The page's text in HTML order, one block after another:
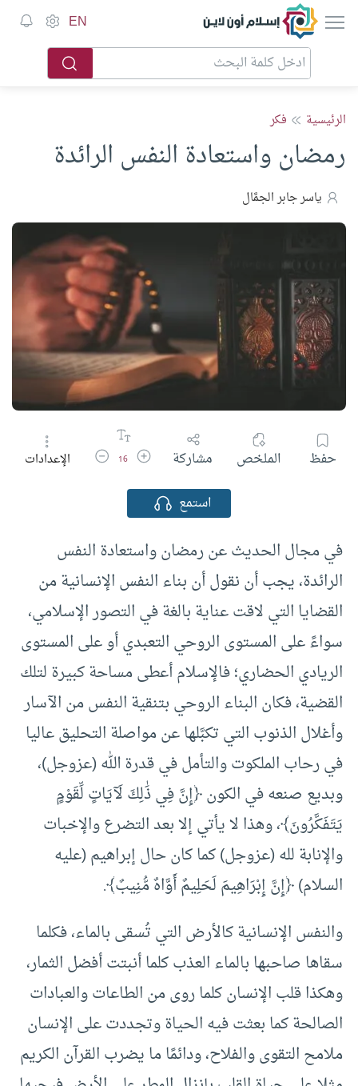
إسلام أون لاين EN
الرئيسية فكر
رمضان واستعادة النفس الرائدة
ياسر جابر الجمَّال
حفظ الملخص مشاركة زيادة حجم الخط
16 تقليل حجم الخط
الإعدادات
استمع
في مجال الحديث عن رمضان واستعادة النفس
الرائدة، يجب أن نقول أن بناء النفس الإنسانية من
القضايا التي لاقت عناية بالغة في التصور الإسلامي،
سواءً على المستوى الروحي التعبدي أو على المستوى
الريادي الحضاري؛ فالإسلام أعطى مساحة كبيرة لتلك
القضية، فكان البناء الروحي بتنقية النفس من الآسار
وأغلال الذنوب التي تكبَّلها عن مواصلة التحليق عاليا
في رحاب الملكوت والتأمل في قدرة الله (عزوجل)،
وبديع صنعه في الكون ﴿إِنَّ فِي ذَٰلِكَ لَآيَاتٍ لِّقَوْمٍ
يَتَفَكَّرُونَ﴾، وهذا لا يأتي إلا بعد التضرع والإخبات
والإنابة لله (عزوجل) كما كان حال إبراهيم (عليه
السلام) ﴿إِنَّ إِبْرَاهِيمَ لَحَلِيمٌ أَوَّاهٌ مُّنِيبٌ﴾.
والنفس الإنسانية كالأرض التي تُسقى بالماء، فكلما
سقاها صاحبها بالماء العذب كلما أنبتت أفضل الثمار،
وهكذا قلب الإنسان كلما روى من الطاعات والعبادات
الصالحة كما بعثت فيه الحياة وتجددت على الإنسان
ملامح التقوى والفلاح، ودائمًا ما يضرب القرآن الكريم